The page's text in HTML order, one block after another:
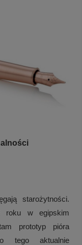
starożytności.
roku w egipskim
prototyp pióra
tego aktualnie